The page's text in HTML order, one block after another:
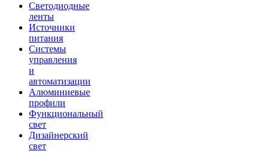
Светодиодные
ленты
Источники
питания
Системы
управления
и
автоматизации
Алюминиевые
профили
Функциональный
свет
Дизайнерский
свет